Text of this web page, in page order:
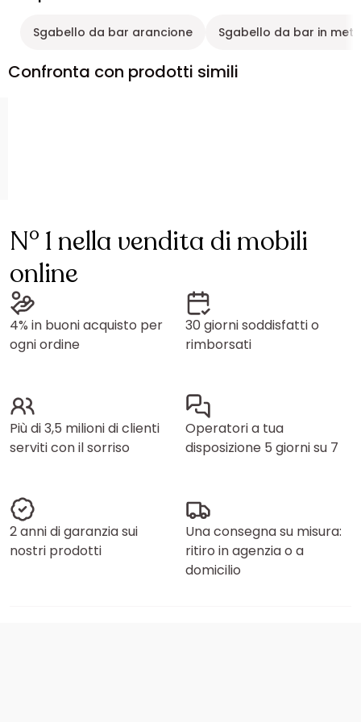
Sgabello da bar arancione Sgabello da bar in
Confronta con prodotti simili
N° 1 nella vendita di mobili
online
4% in buoni acquisto per
ogni ordine
30 giorni soddisfatti o
rimborsati
Più di 3,5 milioni di clienti
serviti con il sorriso
Operatori a tua
disposizione 5 giorni su 7
2 anni di garanzia sui
nostri prodotti
Una consegna su misura:
ritiro in agenzia o a
domicilio